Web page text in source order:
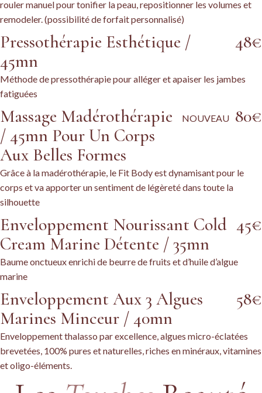
rouler manuel pour tonifier la peau, repositionner les volumes et
remodeler. (possibilité de forfait personnalisé)
Pressothérapie Esthétique /
45mn
48€
Méthode de pressothérapie pour alléger et apaiser les jambes
fatiguées
Massage Madérothérapie
/ 45mn Pour Un Corps
Aux Belles Formes
NOUVEAU 80€
Grâce à la madérothérapie, le Fit Body est dynamisant pour le
corps et va apporter un sentiment de légèreté dans toute la
silhouette
Enveloppement Nourissant Cold
Cream Marine Détente / 35mn
45€
Baume onctueux enrichi de beurre de fruits et d’huile d’algue
marine
Enveloppement Aux 3 Algues
Marines Minceur / 40mn
58€
Enveloppement thalasso par excellence, algues micro-éclatées
brevetées, 100% pures et naturelles, riches en minéraux, vitamines
et oligo-éléments.